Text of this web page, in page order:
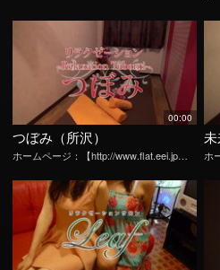
00:00
つぼみ（所沢）
ホームページ：【http://www.flat.eei.jp…
未
ホ